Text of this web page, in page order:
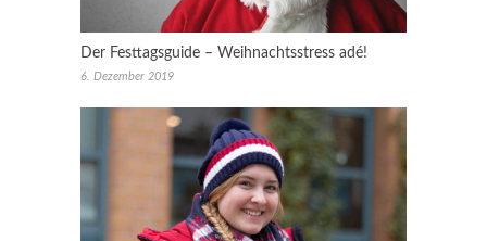
Der Festtagsguide – Weihnachtsstress adé!
6. Dezember 2019